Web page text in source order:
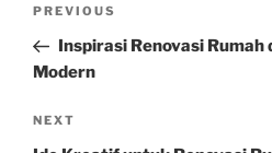
Previous
Post
PREVIOUS
Inspirasi Renovasi Rumah
Modern
Next
Post
NEXT